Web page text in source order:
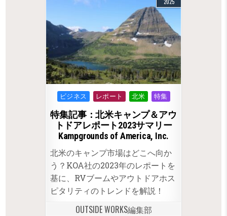
2025
Posted
in
ビジネス レポート 北米 特集
特集記事：北米キャンプ＆アウ
トドアレポート2023サマリー
Kampgrounds of America, Inc.
北米のキャンプ市場はどこへ向か
う？KOA社の2023年のレポートを
基に、RVブームやアウトドアホス
ピタリティのトレンドを解説！
OUTSIDE WORKS編集部